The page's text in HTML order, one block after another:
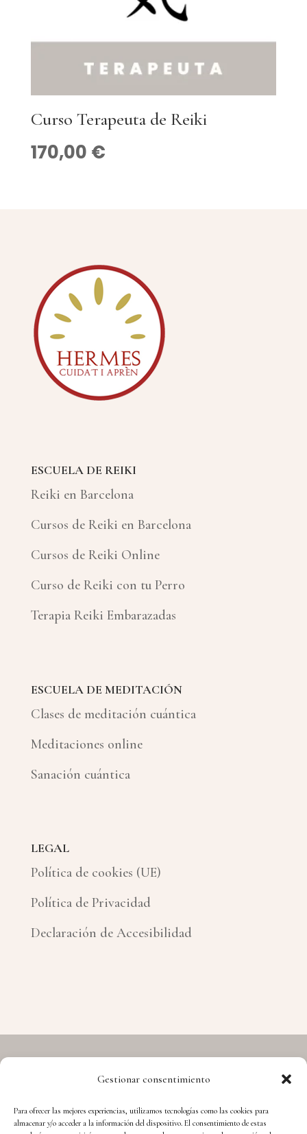
Gestionar consentimiento
Para ofrecer las mejores experiencias, utilizamos tecnologías como las cookies para
almacenar y/o acceder a la información del dispositivo. El consentimiento de estas
Curso Terapeuta de Reiki
170,00 €
ESCUELA DE REIKI
Reiki en Barcelona
Cursos de Reiki en Barcelona
Cursos de Reiki Online
Curso de Reiki con tu Perro
Terapia Reiki Embarazadas
ESCUELA DE MEDITACIÓN
Clases de meditación cuántica
Meditaciones online
Sanación cuántica
LEGAL
Política de cookies (UE)
Política de Privacidad
Declaración de Accesibilidad